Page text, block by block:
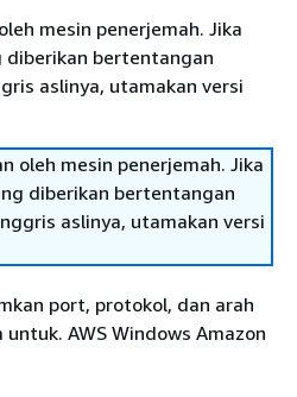
mesin penerjemah. Jika
diberikan bertentangan
aslinya, utamakan versi
oleh mesin penerjemah. Jika
diberikan bertentangan
aslinya, utamakan versi
port, protokol, dan arah
AWS Windows Amazon